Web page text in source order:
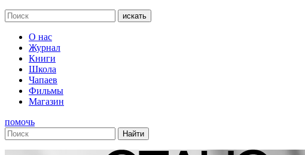
искать
О нас
Журнал
Книги
Школа
Чапаев
Фильмы
Магазин
помочь